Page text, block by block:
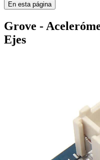
En esta página
Grove -
Ejes